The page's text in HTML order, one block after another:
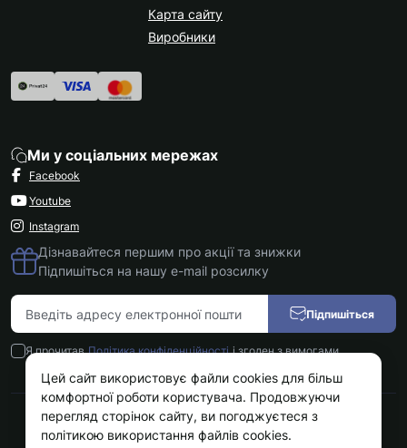
Карта сайту
Виробники
Ми у соціальних мережах
Facebook
Youtube
Instagram
Дізнавайтеся першим про акції та знижки
Підпишіться на нашу e-mail розсилку
Підпишіться
Я прочитав Політика конфіденційності і згоден з вимогами
Kokos.com.ua © 2026
Цей сайт використовує файли cookies для більш
комфортної роботи користувача. Продовжуючи
перегляд сторінок сайту, ви погоджуєтеся з
політикою використання файлів cookies.